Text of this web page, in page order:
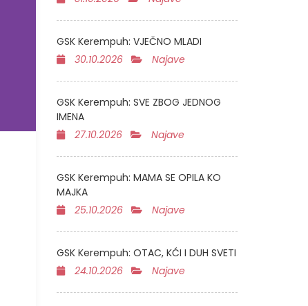
GSK Kerempuh: VJEČNO MLADI
30.10.2026
Najave
GSK Kerempuh: SVE ZBOG JEDNOG
IMENA
27.10.2026
Najave
GSK Kerempuh: MAMA SE OPILA KO
MAJKA
25.10.2026
Najave
GSK Kerempuh: OTAC, KĆI I DUH SVETI
24.10.2026
Najave